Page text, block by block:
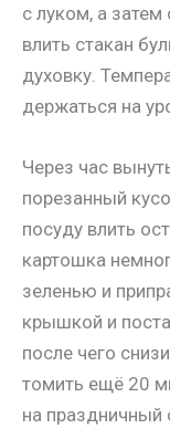
с луком, а
влить стакан
духовку.
держаться на
Через час
порезанный
посуду влить
картошка
зеленью и
крышкой и
после чего
томить ещё 20
на праздничный